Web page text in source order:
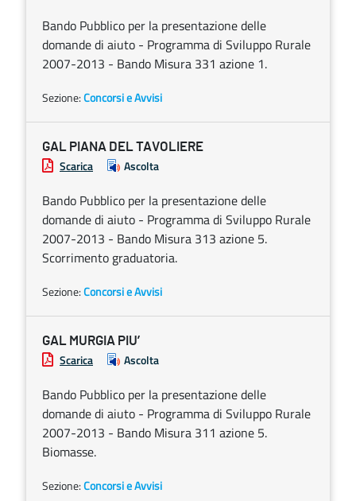
Bando Pubblico per la presentazione delle
domande di aiuto - Programma di Sviluppo Rurale
2007-2013 - Bando Misura 331 azione 1.
Sezione:Concorsi e Avvisi
GAL PIANA DEL TAVOLIERE
Scarica Ascolta
Bando Pubblico per la presentazione delle
domande di aiuto - Programma di Sviluppo Rurale
2007-2013 - Bando Misura 313 azione 5.
Scorrimento graduatoria.
Sezione:Concorsi e Avvisi
GAL MURGIA PIU’
Scarica Ascolta
Bando Pubblico per la presentazione delle
domande di aiuto - Programma di Sviluppo Rurale
2007-2013 - Bando Misura 311 azione 5.
Biomasse.
Sezione:Concorsi e Avvisi